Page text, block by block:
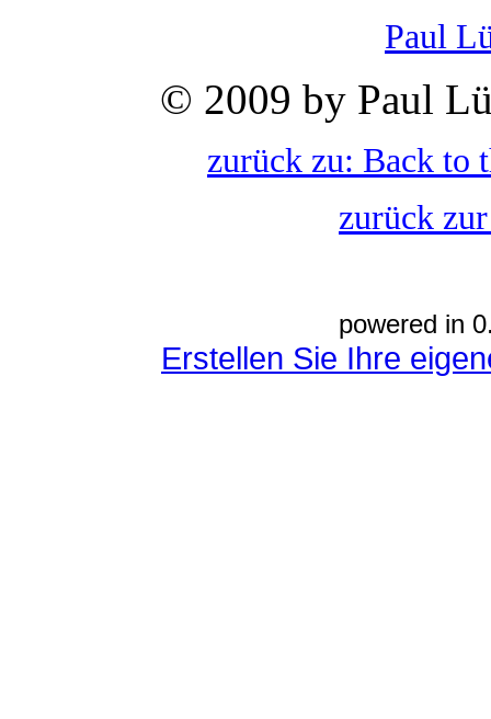
Paul
© 2009 by Paul
zurück zu: Back to
zurück
powered in
Erstellen Sie Ihre